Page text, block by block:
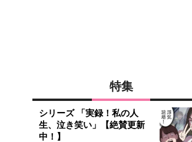
特集
シリーズ 「実録！私の人
生、泣き笑い」【絶賛更新
中！】